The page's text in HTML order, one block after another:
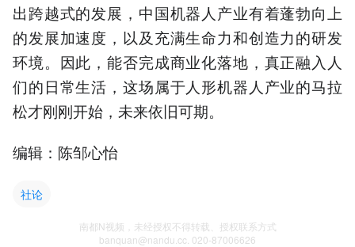
出跨越式的发展，中国机器人产业有着蓬勃向上
的发展加速度，以及充满生命力和创造力的研发
环境。因此，能否完成商业化落地，真正融入人
们的日常生活，这场属于人形机器人产业的马拉
松才刚刚开始，未来依旧可期。
编辑：陈邹心怡
社论
南都N视频，未经授权不得转载、授权联系方式
banquan@nandu.cc. 020-87006626